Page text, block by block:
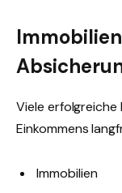
Viele erfolgreiche
Einkommens
Immobilien